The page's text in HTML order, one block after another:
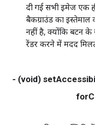
दी गई सभी इमेज एक
बैकग्राउंड का
नहीं है, क्योंकि बटन के
रेंडर करने में मदद
- (void)